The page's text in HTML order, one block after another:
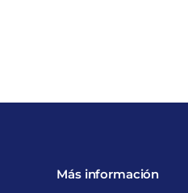
Más información